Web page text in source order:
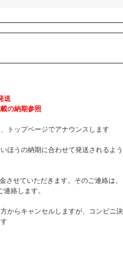
送
の納期参照
トップページでアナウンスします
ほうの納期に合わせて発送されるよう
せていただきます。そのご連絡は、
絡します。
からキャンセルしますが、コンビニ決